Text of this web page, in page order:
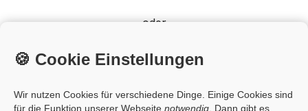
oder
🍪 Cookie Einstellungen
Wir nutzen Cookies für verschiedene Dinge. Einige Cookies sind
für die Funktion unserer Webseite notwendig . Dann gibt es